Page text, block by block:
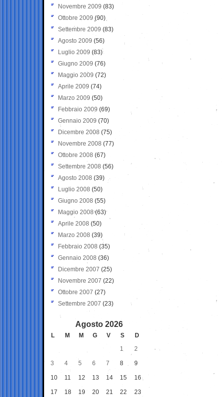
Novembre 2009 (83)
Ottobre 2009 (90)
Settembre 2009 (83)
Agosto 2009 (56)
Luglio 2009 (83)
Giugno 2009 (76)
Maggio 2009 (72)
Aprile 2009 (74)
Marzo 2009 (50)
Febbraio 2009 (69)
Gennaio 2009 (70)
Dicembre 2008 (75)
Novembre 2008 (77)
Ottobre 2008 (67)
Settembre 2008 (56)
Agosto 2008 (39)
Luglio 2008 (50)
Giugno 2008 (55)
Maggio 2008(63)
Aprile 2008 (50)
Marzo 2008 (39)
Febbraio 2008 (35)
Gennaio 2008 (36)
Dicembre 2007 (25)
Novembre 2007 (22)
Ottobre 2007 (27)
Settembre 2007 (23)
Agosto 2026
L M M G V S
D
1
2
3 4 5 6 7 8 9
10 11 12 13 14 15 16
17 18 19 20 21 22 23